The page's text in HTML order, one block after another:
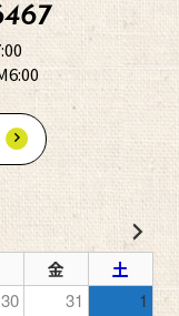
金
土
30 31 1